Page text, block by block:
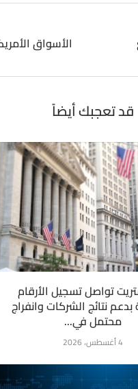
الأسواق
قد تعجبك أيضاً
تواصل تسجيل الأرقام
بدعم نتائج الشركات وانفراج
محتمل في...
4 أغسطس، 2026